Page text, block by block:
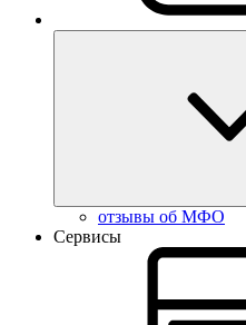
отзывы об МФО
Сервисы